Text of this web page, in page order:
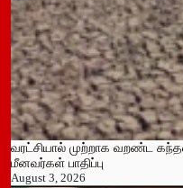
வரட்சியால் முற்றாக வறண்ட
மீனவர்கள் பாதிப்பு
August 3, 2026